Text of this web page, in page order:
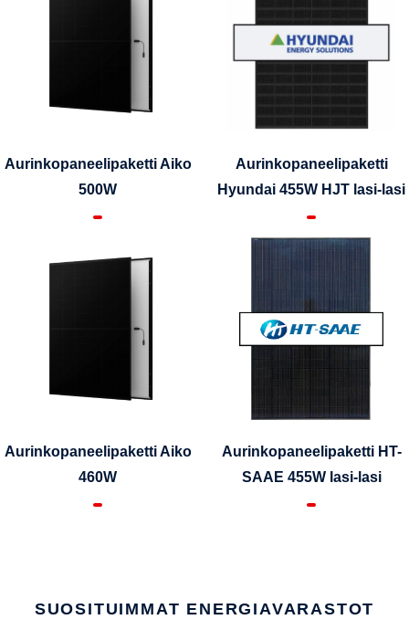
Aurinkopaneelipaketti Aiko
500W
Aurinkopaneelipaketti
Hyundai 455W HJT lasi-lasi
Aurinkopaneelipaketti Aiko
460W
Aurinkopaneelipaketti HT-
SAAE 455W lasi-lasi
SUOSITUIMMAT ENERGIAVARASTOT